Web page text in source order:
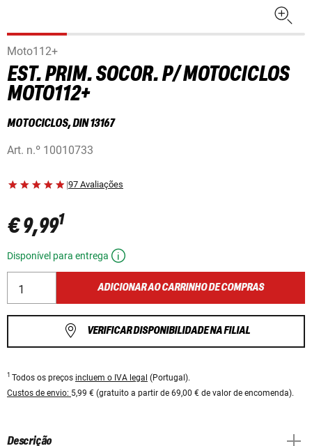
Moto112+
EST. PRIM. SOCOR. P/ MOTOCICLOS
MOTO112+
MOTOCICLOS, DIN 13167
Art. n.º 10010733
|97 Avaliações
€ 9,991
Disponível para entrega
ADICIONAR AO CARRINHO DE COMPRAS
VERIFICAR DISPONIBILIDADE NA FILIAL
1 Todos os preços incluem o IVA legal (Portugal).
Custos de envio: 5,99 € (gratuito a partir de 69,00 € de valor de encomenda).
Descrição